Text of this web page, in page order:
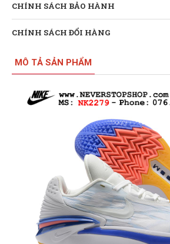
CHÍNH SÁCH BẢO HÀNH
CHÍNH SÁCH ĐỔI HÀNG
MÔ TẢ SẢN PHẨM